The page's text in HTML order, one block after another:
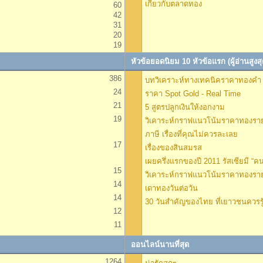
60
42
31
20
19
เกี่ยวกับตลาดทอง
หัวข้อยอดนิยม 10 หัวข้อแรก (ผู้อ่านสูงสุ
386
24
21
19
17
15
14
14
12
11
บทวิเคราะห์ทางเทคนิคราคาทองค
ราคา Spot Gold - Real Time
5 สูตรปลูกเงินให้งอกงาม
วิเคาระห์กราฟแนวโน้มราคาทองร
ภาษี เรื่องที่คุณไม่ควรละเลย
เรื่องของสินสมรส
เผยครึ่งแรกของปี 2011 รัสเซียมี “
วิเคาระห์กราฟแนวโน้มราคาทองรา
เดาทองวันต่อวัน
30 วันสำคัญของไทย ที่เยาวชนควร
ออนไลน์นานที่สุด